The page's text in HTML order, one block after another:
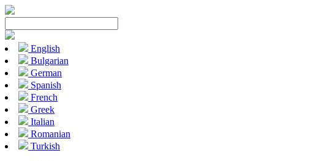
English
Bulgarian
German
Spanish
French
Greek
Italian
Romanian
Turkish